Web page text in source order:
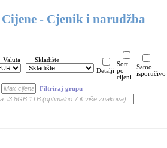
Cijene - Cjenik i narudžba
Valuta
Skladište
Detalji
Sort.
po
cijeni
Samo
isporučivo
Filtriraj grupu